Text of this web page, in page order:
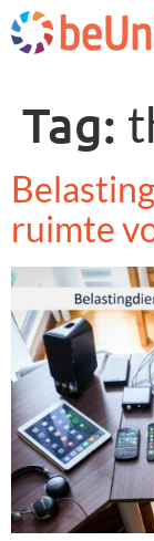
Tag:
ruimte